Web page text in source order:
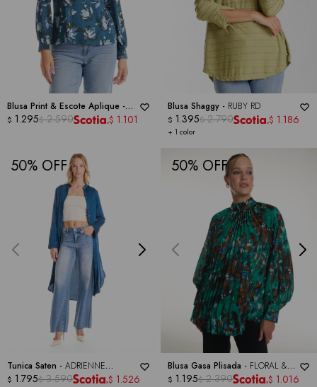
Blusa Print & Escote Aplique -
ZAC & RACHEL
$ 1.295$ 2.590 $ 1.101
Blusa Shaggy - RUBY RD
+ 1 color
$ 1.395$ 2.790 $ 1.186
50
Tunica Saten - ADRIENNE
LANDAU
$ 1.795$ 3.590 $ 1.526
50
Blusa Gasa Plisada - FLORAL &
IVY
$ 1.195$ 2.390 $ 1.016